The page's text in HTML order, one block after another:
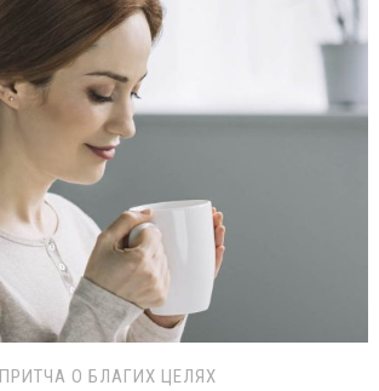
ПРИТЧА О БЛАГИХ ЦЕЛЯХ